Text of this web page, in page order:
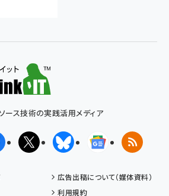
ース技術の実践活用メディア
FacebookX(エックス)BlueskyGoogleニュ
RSS
広告出稿について（媒体資料）
利用規約